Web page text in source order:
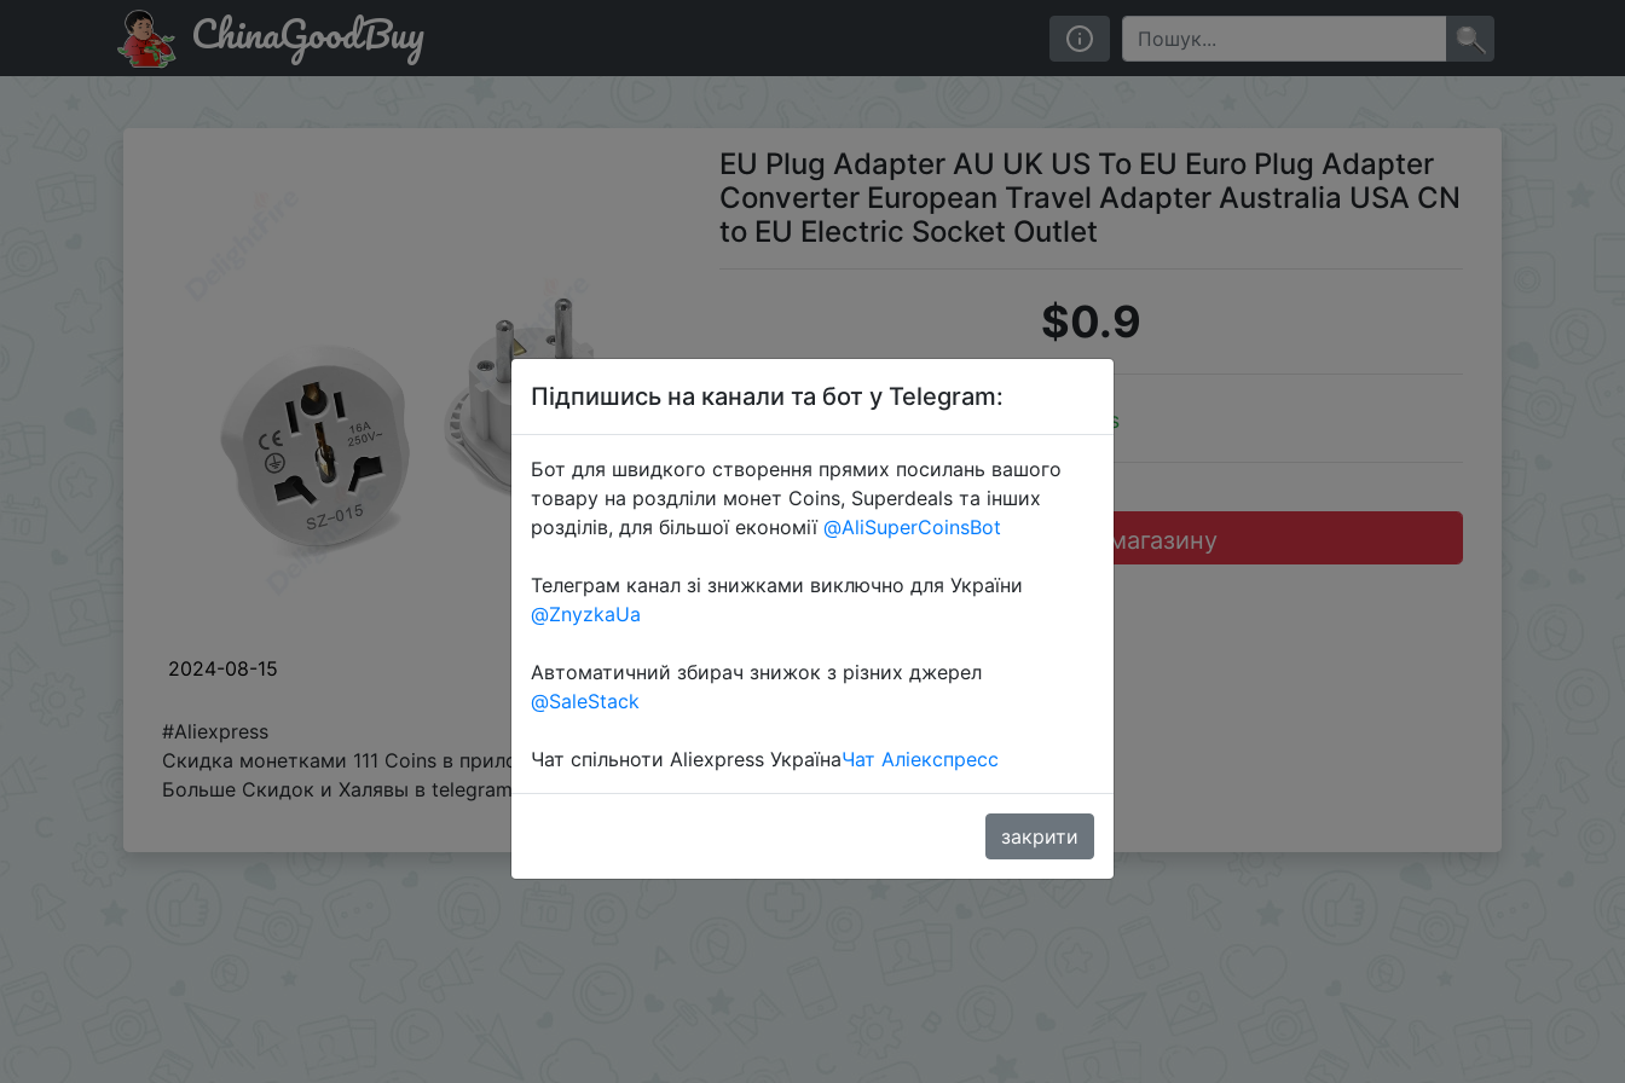
Акція на EU Plug Adapter AU UK US To EU Euro Plug Adapter Converter European Travel Adapter Australia USA CN to EU Electric Socket Outlet
ChinaGoodBuy
2024-08-15
EU Plug Adapter AU UK US To EU Euro Plug Adapter
Converter European Travel Adapter Australia USA CN
to EU Electric Socket Outlet
$0.9
Coins
Перейти до магазину
#Aliexpress
Скидка монетками 111 Coins в приложении.
Больше Скидок и Халявы в telegramt.me/%2B8jHVizJO6XY3M2Qy
Підпишись на канали та бот у Telegram:
Бот для швидкого створення прямих посилань вашого
товару на роздліли монет Coins, Superdeals та інших
розділів, для більшої економії @AliSuperCoinsBot
Телеграм канал зі знижками виключно для України
@ZnyzkaUa
Автоматичний збирач знижок з різних джерел
@SaleStack
Чат спільноти Aliexpress УкраїнаЧат Аліекспресс
закрити